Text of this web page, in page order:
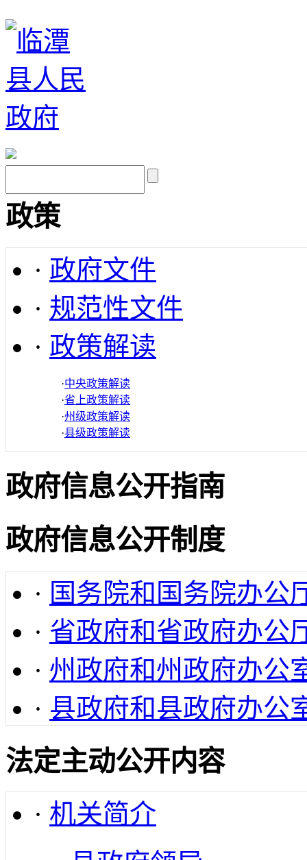
政策
· 政府文件
· 规范性文件
· 政策解读
·中央政策解读
·省上政策解读
·州级政策解读
·县级政策解读
政府信息公开指南
政府信息公开制度
· 国务院和国务院办公
· 省政府和省政府办公
· 州政府和州政府办公
· 县政府和县政府办公
法定主动公开内容
· 机关简介